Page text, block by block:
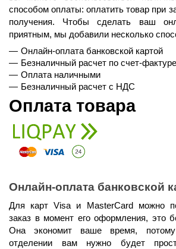
способом оплаты: оплатить товар при
получения. Чтобы сделать ваш
приятным, мы добавили несколько
Онлайн-оплата банковской картой
Безналичный расчет по счет-
Оплата наличными
Безналичный расчет с НДС
Оплата товара
Онлайн-оплата банковской
Для карт Visa и MasterCard можно
заказ в момент его оформления, это
Она экономит ваше время,
отделении вам нужно будет